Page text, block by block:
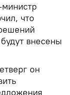
что
внесены
он